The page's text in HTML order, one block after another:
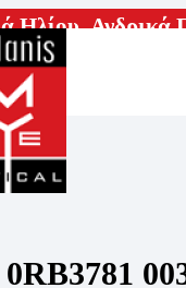
Ηλίου,Ανδρικά
,Γυναικεία
ΗΛΙΟΥ
87